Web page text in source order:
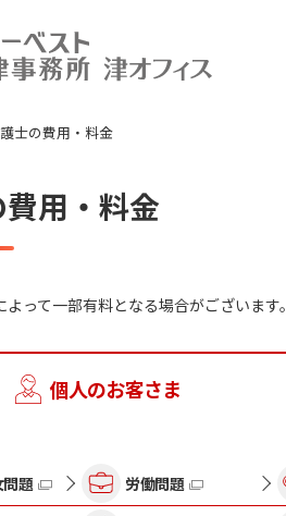
士の費用・料金
用・料金
よって一部有料となる場合がございます。
個人のお客さま
題 労働問題